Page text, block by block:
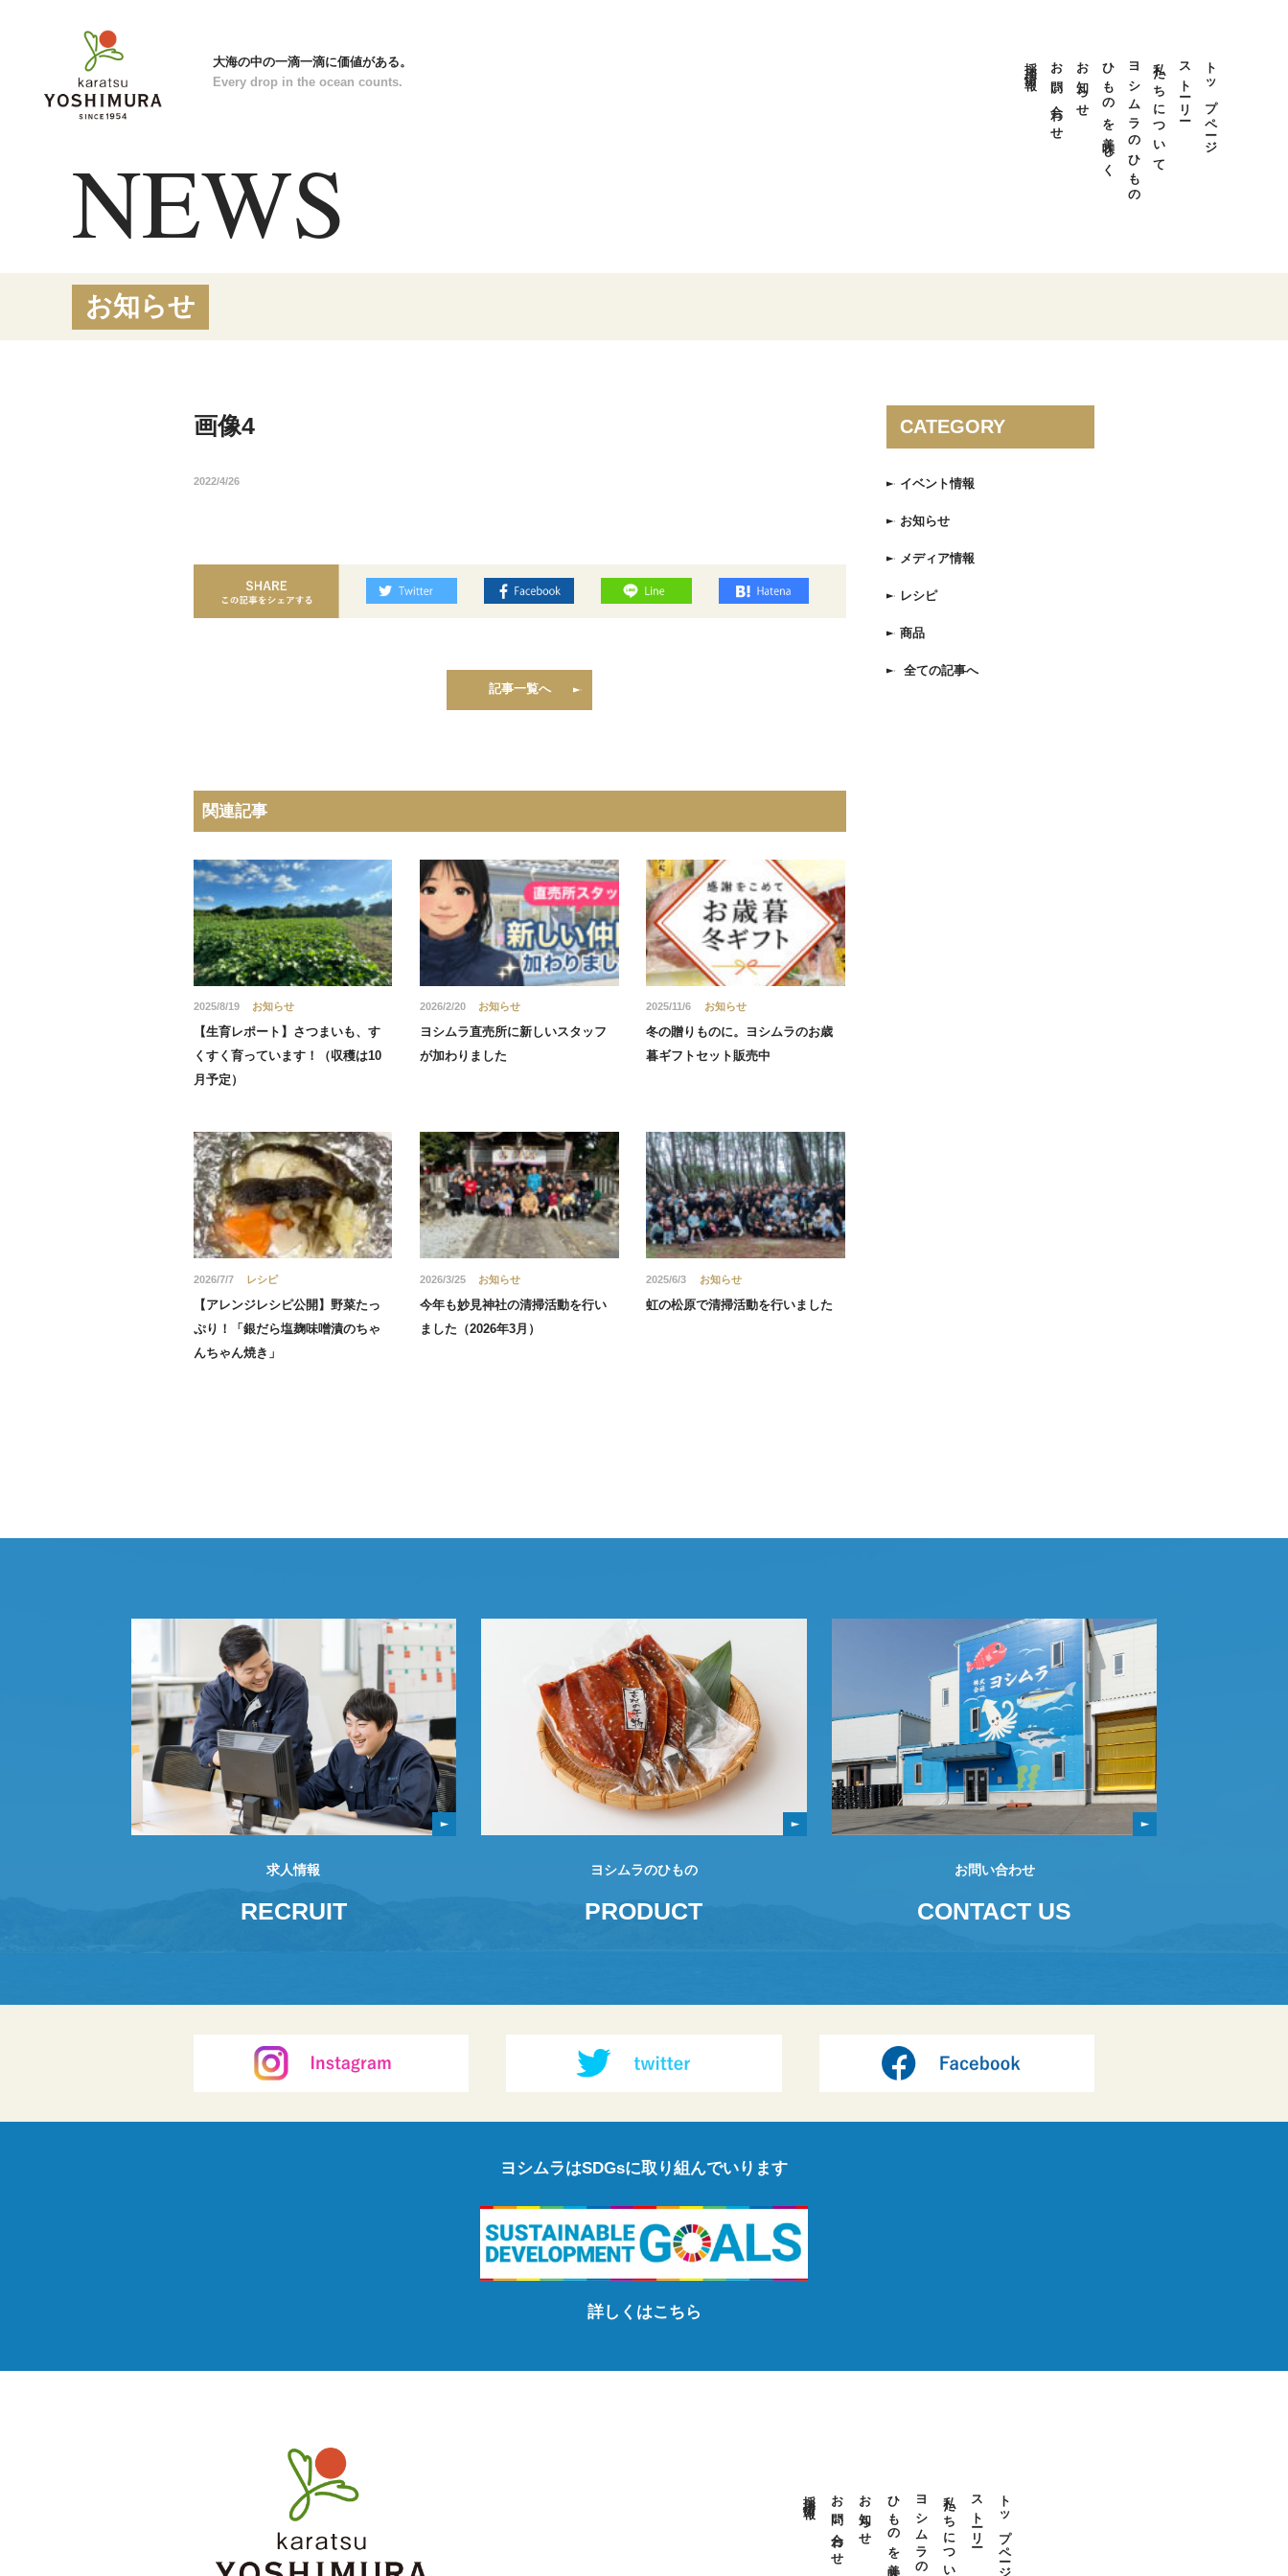
大海の中の一滴一滴に価値がある。
Every drop in the ocean counts.
採用情報 お問い合わせ お知らせ ひものを美味しくヨシムラのひもの私たちについて ストーリー トップページ
NEWS
お知らせ
画像4
2022/4/26
記事一覧へ
関連記事
2025/8/19 お知らせ
【生育レポート】さつまいも、す
くすく育っています！（収穫は10
月予定）
2026/2/20 お知らせ
ヨシムラ直売所に新しいスタッフ
が加わりました
2025/11/6 お知らせ
冬の贈りものに。ヨシムラのお歳
暮ギフトセット販売中
2026/7/7 レシピ
【アレンジレシピ公開】野菜たっ
ぷり！「銀だら塩麹味噌漬のちゃ
んちゃん焼き」
2026/3/25 お知らせ
今年も妙見神社の清掃活動を行い
ました（2026年3月）
2025/6/3 お知らせ
虹の松原で清掃活動を行いました
CATEGORY
イベント情報
お知らせ
メディア情報
レシピ
商品
全ての記事へ
求人情報
RECRUIT
ヨシムラのひもの
PRODUCT
お問い合わせ
CONTACT US
ヨシムラはSDGsに取り組んでいります
詳しくはこちら
採用情報 お問い合わせ お知らせ ひものを美味しく 私たちについて ストーリー トップページ